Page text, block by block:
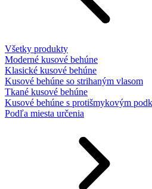
Všetky produkty
Moderné kusové behúne
Klasické kusové behúne
Kusové behúne so strihaným vlasom
Tkané kusové behúne
Kusové behúne s protišmykovým
Podľa miesta určenia